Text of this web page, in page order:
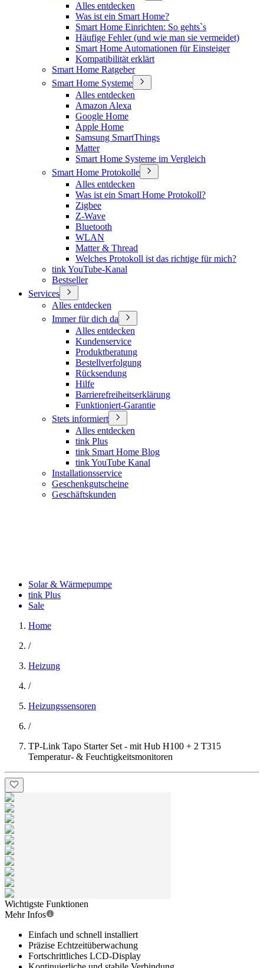
Alles entdecken
Was ist ein Smart Home?
Smart Home Einrichten: So gehts`s
Häufige Fehler (und wie man sie vermeidet)
Smart Home Automationen für Einsteiger
Kompatibilität erklärt
Smart Home Ratgeber
Smart Home Systeme
Alles entdecken
Amazon Alexa
Google Home
Apple Home
Samsung SmartThings
Matter
Smart Home Systeme im Vergleich
Smart Home Protokolle
Alles entdecken
Was ist ein Smart Home Protokoll?
Zigbee
Z-Wave
Bluetooth
WLAN
Matter & Thread
Welches Protokoll ist das richtige für mich?
tink YouTube-Kanal
Bestseller
Services
Alles entdecken
Immer für dich da
Alles entdecken
Kundenservice
Produktberatung
Bestellverfolgung
Rücksendung
Hilfe
Barrierefreiheitserklärung
Funktioniert-Garantie
Stets informiert
Alles entdecken
tink Plus
tink Smart Home Blog
tink YouTube Kanal
Installationsservice
Geschenkgutscheine
Geschäftskunden
Solar & Wärmepumpe
tink Plus
Sale
Home
/
Heizung
/
Heizungssensoren
/
TP-Link Tapo Starter Set - mit Hub H100 + 2 T315
Temperatur- & Feuchtigkeitsmonitoren
Wichtigste Funktionen
Mehr Infos
Einfach und schnell installiert
Präzise Echtzeitüberwachung
Fortschrittliches LCD-Display